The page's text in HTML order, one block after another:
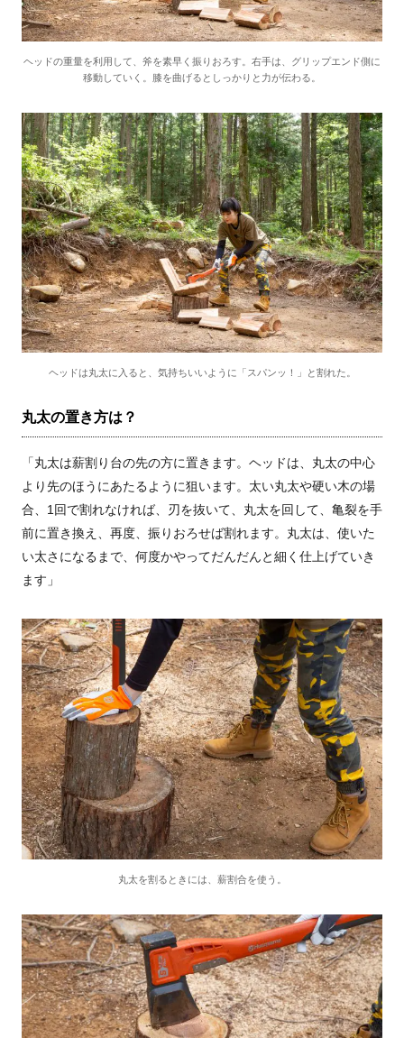
ヘッドの重量を利用して、斧を素早く振りおろす。右手は、グリップエンド側に
移動していく。膝を曲げるとしっかりと力が伝わる。
ヘッドは丸太に入ると、気持ちいいように「スパンッ！」と割れた。
丸太の置き方は？
「丸太は薪割り台の先の方に置きます。ヘッドは、丸太の中心
より先のほうにあたるように狙います。太い丸太や硬い木の場
合、1回で割れなければ、刃を抜いて、丸太を回して、亀裂を手
前に置き換え、再度、振りおろせば割れます。丸太は、使いた
い太さになるまで、何度かやってだんだんと細く仕上げていき
ます」
丸太を割るときには、薪割合を使う。